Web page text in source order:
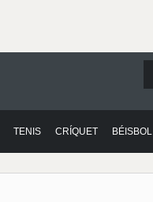
TENIS CRÍQUET BÉISBOL